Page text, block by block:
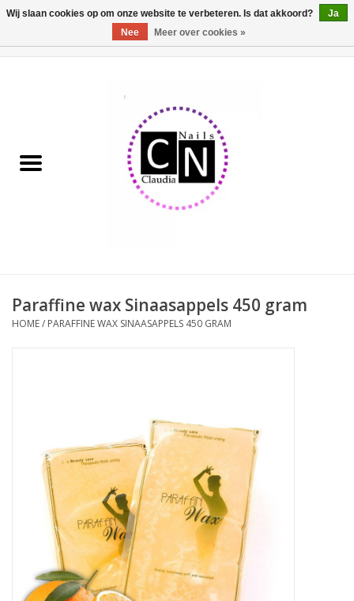
Pedicure producten
Acrylpoeder
Gellak
NailArt Producten
Startpakketten
Paraffine wax Sinaasappels 450 gram
HOME/ PARAFFINE WAX SINAASAPPELS 450 GRAM
Wij slaan cookies op om onze website te verbeteren. Is dat akkoord?
Ja
Nee
Meer over cookies »